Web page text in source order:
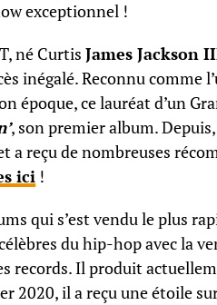
exceptionnel !
né Curtis James Jackson
inégalé. Reconnu comme
époque, ce lauréat d’un
, son premier album.
reçu de nombreuses
ici !
qui s’est vendu le plus
du hip-hop avec la
records. Il produit
2020, il a reçu une étoile